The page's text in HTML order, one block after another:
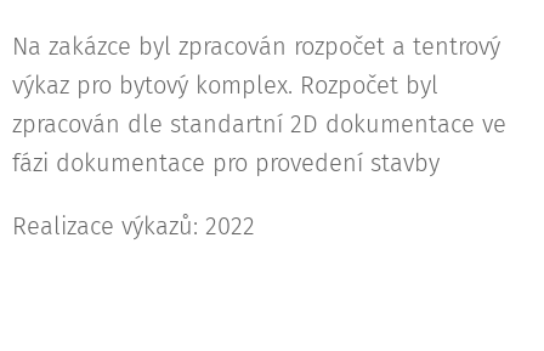
Na zakázce byl zpracován rozpočet a tentrový
výkaz pro bytový komplex. Rozpočet byl
zpracován dle standartní 2D dokumentace ve
fázi dokumentace pro provedení stavby
Realizace výkazů: 2022